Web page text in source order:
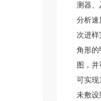
测器、
分析速
次进
角形的
图，
可实现
未敷设